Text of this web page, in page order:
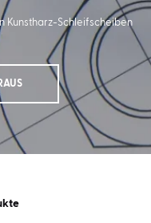
Kunstharz-Schleifscheiben